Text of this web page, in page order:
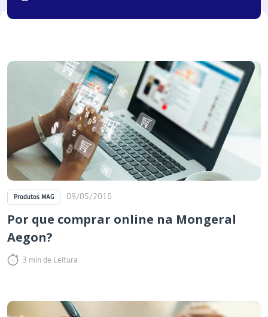
Produtos MAG 09/05/2016
Por que comprar online na Mongeral
Aegon?
3 min de Leitura.